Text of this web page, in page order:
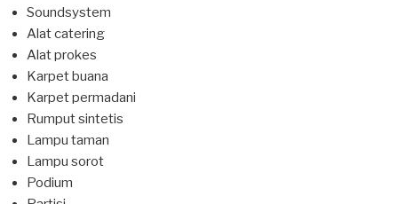
Soundsystem
Alat catering
Alat prokes
Karpet buana
Karpet permadani
Rumput sintetis
Lampu taman
Lampu sorot
Podium